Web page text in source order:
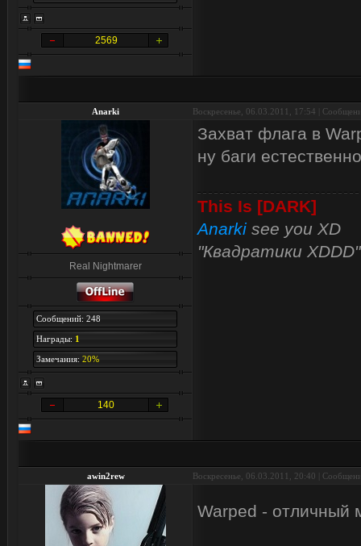
2569
Anarki Воскресенье, 06.03.2011, 17:54 |
Real Nightmarer
Сообщений: 248
Награды: 1
Замечания: 20%
140
Захват флага в
ну баги
This Is [DARK]
Anarki see you XD
"Квадратики XDDD"
awin2rew Воскресенье, 06.03.2011, 20:40 |
Warped - отличный